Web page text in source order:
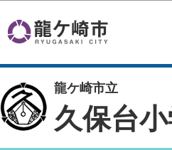
龍ケ崎市立
久保台